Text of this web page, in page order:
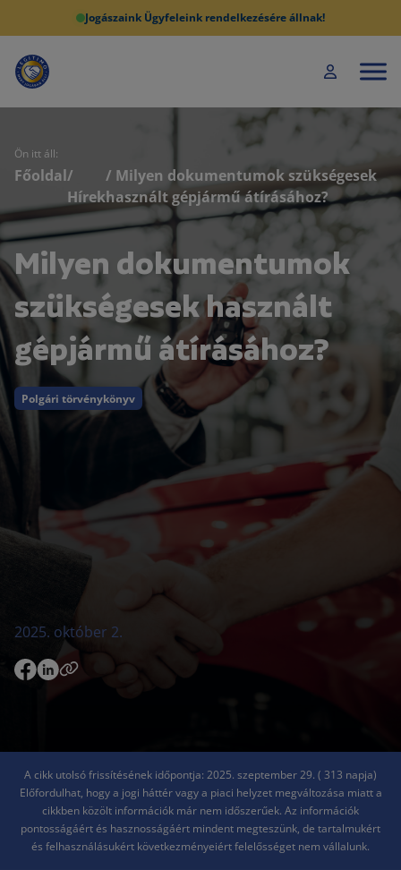
Jogászaink Ügyfeleink rendelkezésére állnak!
Ön itt áll:
Főoldal/
Hírek
/ Milyen dokumentumok szükségesek
használt gépjármű átírásához?
Milyen dokumentumok
szükségesek használt
gépjármű átírásához?
Polgári törvénykönyv
2025. október 2.
A cikk utolsó frissítésének időpontja: 2025. szeptember 29. ( 313 napja)
Előfordulhat, hogy a jogi háttér vagy a piaci helyzet megváltozása miatt a
cikkben közölt információk már nem időszerűek. Az információk
pontosságáért és hasznosságáért mindent megteszünk, de tartalmukért
és felhasználásukért következményeiért felelősséget nem vállalunk.